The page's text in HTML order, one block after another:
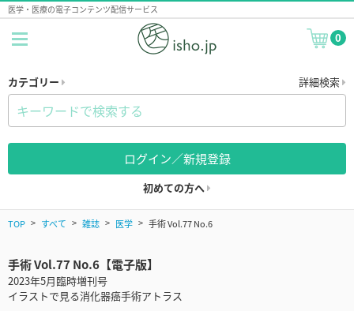
医学・医療の電子コンテンツ配信サービス
0
カテゴリー 詳細検索
ログイン／新規登録
初めての方へ
TOP すべて 雑誌 医学 手術 Vol.77 No.6
手術 Vol.77 No.6【電子版】
2023年5月臨時増刊号
イラストで見る消化器癌手術アトラス